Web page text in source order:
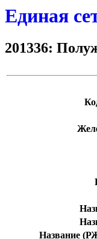
Единая
201336:
Название